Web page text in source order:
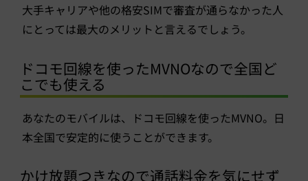
大手キャリアや他の格安SIMで審査が通らなかった人
にとっては最大のメリットと言えるでしょう。
ドコモ回線を使ったMVNOなので全国ど
こでも使える
あなたのモバイルは、ドコモ回線を使ったMVNO。日
本全国で安定的に使うことができます。
かけ放題つきなので通話料金を気にせず